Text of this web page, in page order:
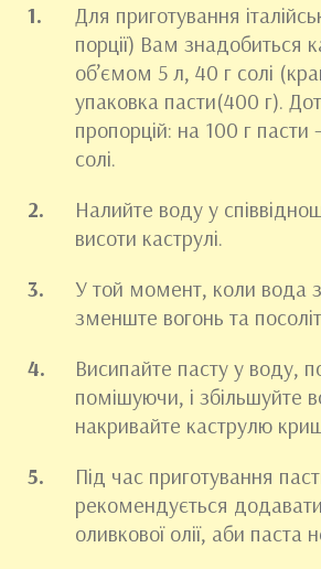
Для приготування
порції) Вам знадобиться
об’ємом 5 л, 40 г солі
упаковка пасти(400 г).
пропорцій: на 100 г пасти
солі.
Налийте воду у
висоти каструлі.
У той момент, коли вода
зменште вогонь та
Висипайте пасту у воду,
помішуючи, і збільшуйте
накривайте каструлю
Під час приготування
рекомендується
оливкової олії, аби паста